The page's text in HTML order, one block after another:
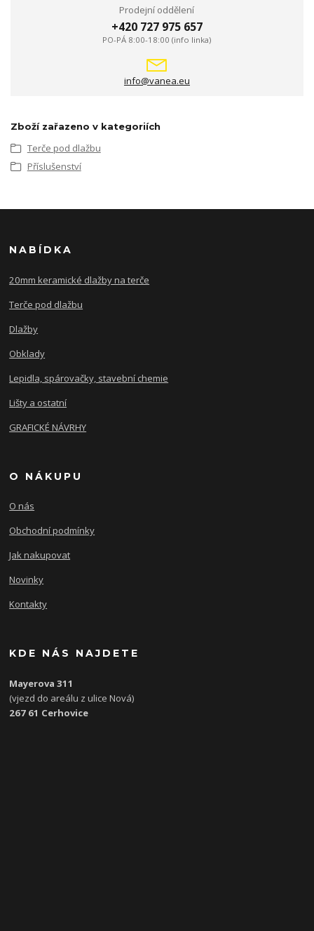
Prodejní oddělení
+420 727 975 657
PO-PÁ 8:00-18:00 (info linka)
info@vanea.eu
Zboží zařazeno v kategoriích
Terče pod dlažbu
Příslušenství
NABÍDKA
20mm keramické dlažby na terče
Terče pod dlažbu
Dlažby
Obklady
Lepidla, spárovačky, stavební chemie
Lišty a ostatní
GRAFICKÉ NÁVRHY
O NÁKUPU
O nás
Obchodní podmínky
Jak nakupovat
Novinky
Kontakty
KDE NÁS NAJDETE
Mayerova 311
(vjezd do areálu z ulice Nová)
267 61 Cerhovice